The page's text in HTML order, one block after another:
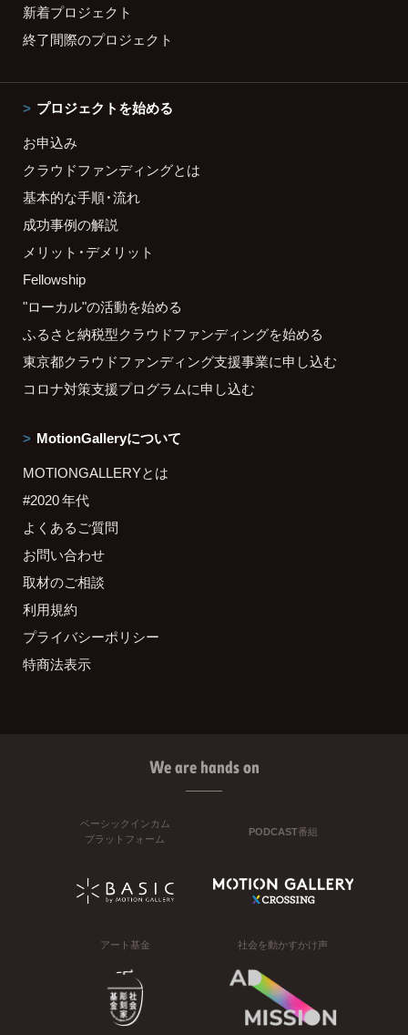
新着プロジェクト
終了間際のプロジェクト
プロジェクトを始める
お申込み
クラウドファンディングとは
基本的な手順・流れ
成功事例の解説
メリット・デメリット
Fellowship
"ローカル"の活動を始める
ふるさと納税型クラウドファンディングを始める
東京都クラウドファンディング支援事業に申し込む
コロナ対策支援プログラムに申し込む
MotionGalleryについて
MOTIONGALLERYとは
#2020 年代
よくあるご質問
お問い合わせ
取材のご相談
利用規約
プライバシーポリシー
特商法表示
We are hands on
ベーシックインカム
プラットフォーム
PODCAST番組
アート基金 社会を動かすかけ声